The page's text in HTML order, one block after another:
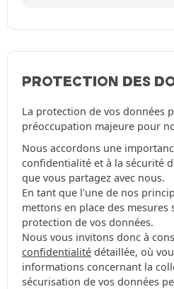
PROTECTION DES
La protection de vos données
préoccupation majeure pour
Nous accordons une
confidentialité et à la sécurité
que vous partagez avec nous.
En tant que l'une de nos
mettons en place des
protection de vos données.
Nous vous invitons donc à
confidentialité détaillée, où
informations concernant la
sécurisation de vos données